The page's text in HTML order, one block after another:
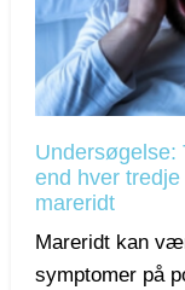
Undersøgelse:
end hver
mareridt
Mareridt kan
symptomer på